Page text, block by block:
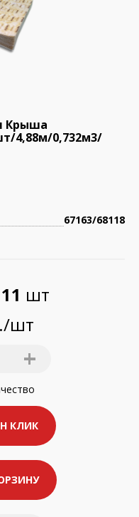
Крыша
4,88м/0,732м3/
67163/68118
11 шт
шт
+
КЛИК